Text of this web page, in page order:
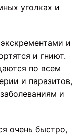
уголках и
и
и гниют.
по всем
и паразитов,
и
очень быстро,